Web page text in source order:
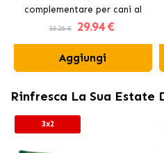
complementare per cani al
manzo
33.26 € 29.94 €
Aggiungi
Rinfresca La Sua Estate
3x2